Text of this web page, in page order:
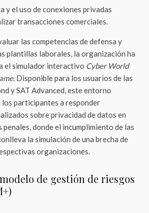
y el uso de conexiones privadas
transacciones comerciales.
las competencias de defensa y
plantillas laborales, la organización ha
el simulador interactivo Cyber World
. Disponible para los usuarios de las
y SAT Advanced, este entorno
participantes a responder
sobre privacidad de datos en
penales, donde el incumplimiento de las
la simulación de una brecha de
organizaciones.
de gestión de riesgos